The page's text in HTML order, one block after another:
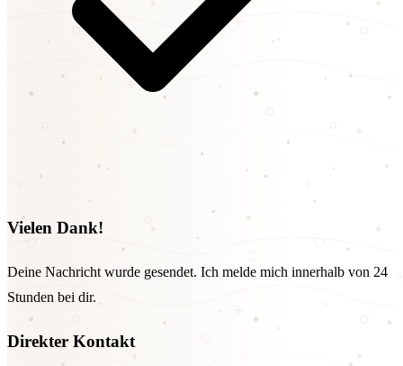
Vielen Dank!
Deine Nachricht wurde gesendet. Ich melde mich innerhalb von 24
Stunden bei dir.
Direkter Kontakt